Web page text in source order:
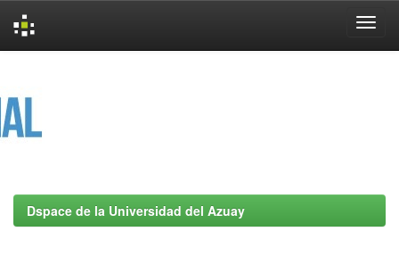
Dspace de la Universidad del Azuay